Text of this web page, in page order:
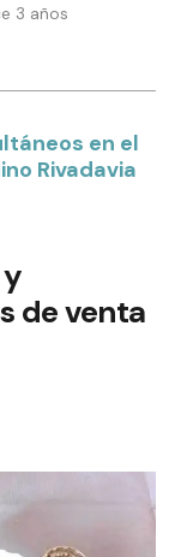
3 años
en el
Rivadavia
de venta